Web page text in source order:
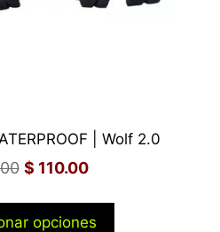
| Wolf 2.0
$ 110.00
opciones